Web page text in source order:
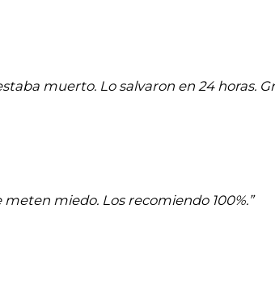
muerto. Lo salvaron en 24 horas.
miedo. Los recomiendo 100%.”